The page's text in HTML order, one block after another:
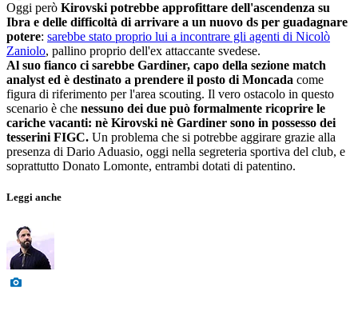
Oggi però Kirovski potrebbe approfittare dell'ascendenza su
Ibra e delle difficoltà di arrivare a un nuovo ds per guadagnare
potere: sarebbe stato proprio lui a incontrare gli agenti di Nicolò
Zaniolo, pallino proprio dell'ex attaccante svedese.
Al suo fianco ci sarebbe Gardiner, capo della sezione match
analyst ed è destinato a prendere il posto di Moncada come
figura di riferimento per l'area scouting. Il vero ostacolo in questo
scenario è che nessuno dei due può formalmente ricoprire le
cariche vacanti: nè Kirovski nè Gardiner sono in possesso dei
tesserini FIGC. Un problema che si potrebbe aggirare grazie alla
presenza di Dario Aduasio, oggi nella segreteria sportiva del club, e
soprattutto Donato Lomonte, entrambi dotati di patentino.
Leggi anche